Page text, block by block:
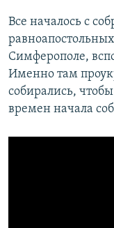
Все началось с
Симферополе,
Именно там
собирались,
времен начала